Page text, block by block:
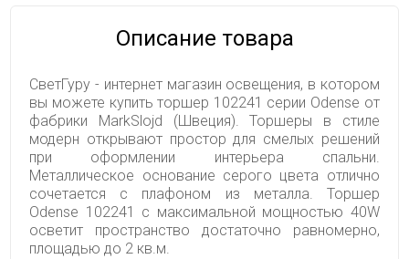
Описание товара
СветГуру - интернет магазин освещения, в котором
вы можете купить торшер 102241 серии Odense от
фабрики MarkSlojd (Швеция). Торшеры в стиле
модерн открывают простор для смелых решений
при оформлении интерьера спальни.
Металлическое основание серого цвета отлично
сочетается с плафоном из металла. Торшер
Odense 102241 с максимальной мощностью 40W
осветит пространство достаточно равномерно,
площадью до 2 кв.м.